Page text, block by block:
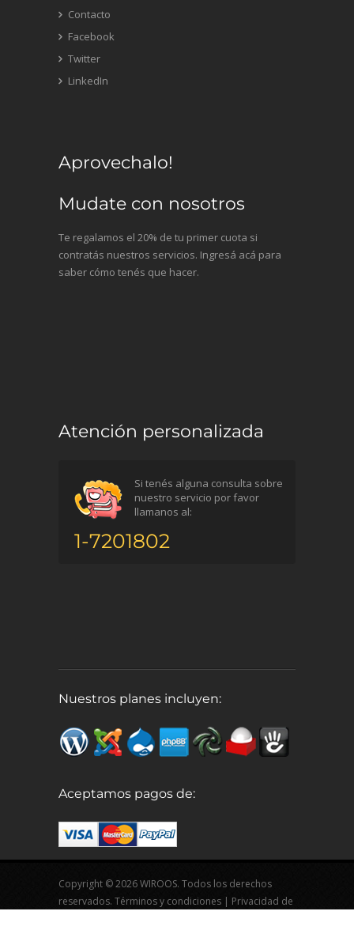
Contacto
Facebook
Twitter
LinkedIn
Aprovechalo!
Mudate con nosotros
Te regalamos el 20% de tu primer cuota si
contratás nuestros servicios. Ingresá acá para
saber cómo tenés que hacer.
Atención personalizada
Si tenés alguna consulta sobre
nuestro servicio por favor
llamanos al:
1-7201802
Nuestros planes incluyen:
Aceptamos pagos de:
Copyright © 2026 WIROOS. Todos los derechos
reservados. Términos y condiciones | Privacidad de